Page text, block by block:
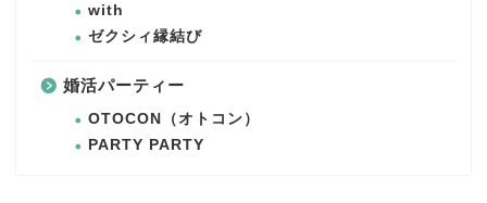
with
ゼクシィ縁結び
婚活パーティー
OTOCON（オトコン）
PARTY PARTY